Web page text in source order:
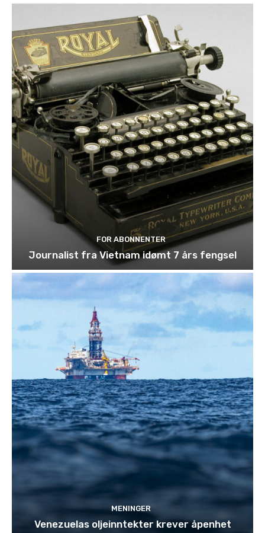
FOR ABONNENTER
Journalist fra Vietnam idømt 7 års fengsel
MENINGER
Venezuelas oljeinntekter krever åpenhet